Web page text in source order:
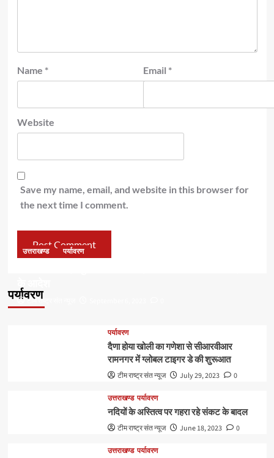
Name * Email *
Website
Save my name, email, and website in this browser for
the next time I comment.
पर्यावरण
उत्तराखण्ड पर्यावरण
के आदेश
टीम राष्ट्र संत न्यूज
पर्यावरण
दैणा होया खोली का गणेशा से सीआरवीआर
रामनगर में ग्लोबल टाइगर डे की शुरूआत
टीम राष्ट्र संत न्यूज July 29, 2023 0
उत्तराखण्ड पर्यावरण
नदियों के अस्तित्व पर गहरा रहे संकट के बादल
टीम राष्ट्र संत न्यूज June 18, 2023 0
उत्तराखण्ड पर्यावरण